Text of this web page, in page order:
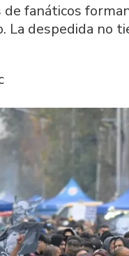
fanáticos
La despedida no